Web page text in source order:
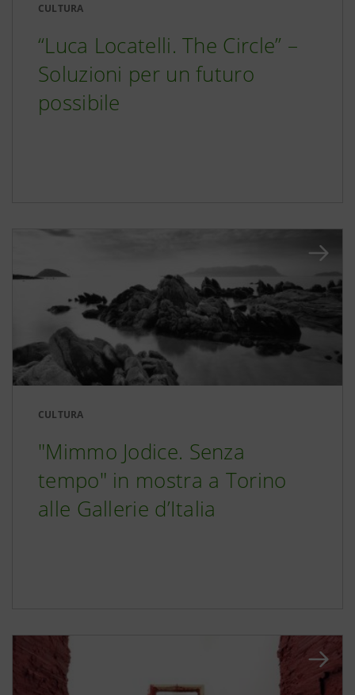
CULTURA
“Luca Locatelli. The Circle” –
Soluzioni per un futuro
possibile
CULTURA
"Mimmo Jodice. Senza
tempo" in mostra a Torino
alle Gallerie d’Italia